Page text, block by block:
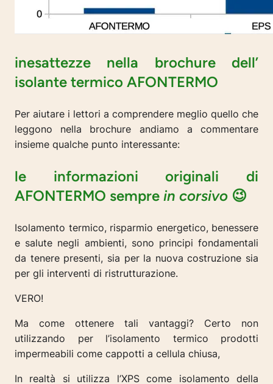
inesattezze nella brochure dell’
isolante termico AFONTERMO
Per aiutare i lettori a comprendere meglio quello che
leggono nella brochure andiamo a commentare
insieme qualche punto interessante:
le informazioni originali di
AFONTERMO sempre in corsivo 😉
Isolamento termico, risparmio energetico, benessere
e salute negli ambienti, sono principi fondamentali
da tenere presenti, sia per la nuova costruzione sia
per gli interventi di ristrutturazione.
VERO!
Ma come ottenere tali vantaggi? Certo non
utilizzando per l’isolamento termico prodotti
impermeabili come cappotti a cellula chiusa,
In realtà si utilizza l’XPS come isolamento della